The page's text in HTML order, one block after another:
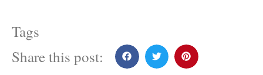
Tags
Share this post: